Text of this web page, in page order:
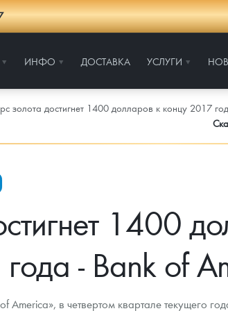
ИНФО ДОСТАВКА УСЛУГИ
золота достигнет 1400 долларов к концу 2017
1400
года - Bank of
America», в четвертом квартале текущего